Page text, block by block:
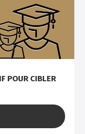
POUR CIBLER